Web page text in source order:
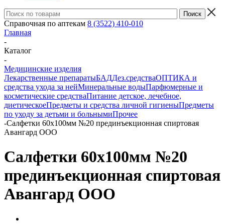
Справочная по аптекам 8 (3522) 410-010
Главная
-
Каталог
-
Медицинские изделия
Лекарственные препаратыБАДДез.средстваОПТИКА и
средства ухода за нейМинеральные водыПарфюмерные и
косметические средстваПитание детское, лечебное,
диетическоеПредметы и средства личной гигиеныПредметы
по уходу за детьми и больнымиПрочее
-Салфетки 60х100мм №20 прединъекционная спиртовая
Авангард ООО
Салфетки 60х100мм №20
прединъекционная спиртовая
Авангард ООО